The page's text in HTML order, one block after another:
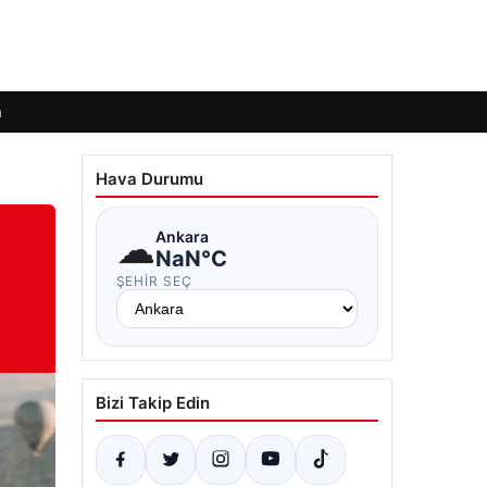
Hava Durumu
☁Ankara
NaN°C
ŞEHIR SEÇ
Bizi Takip Edin